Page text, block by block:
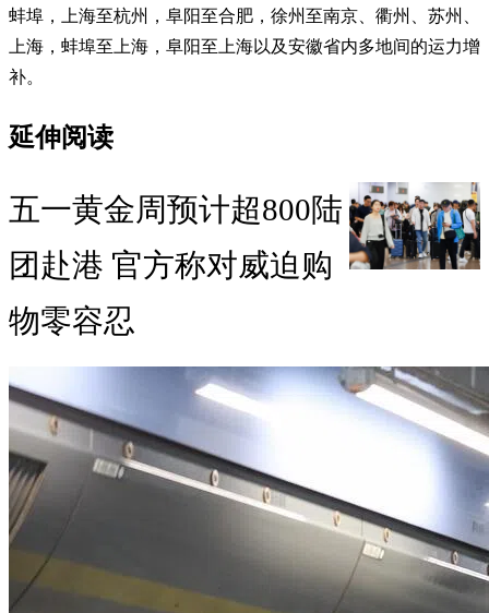
蚌埠，上海至杭州，阜阳至合肥，徐州至南京、衢州、苏州、
上海，蚌埠至上海，阜阳至上海以及安徽省内多地间的运力增
补。
延伸阅读
五一黄金周预计超800陆
团赴港 官方称对威迫购
物零容忍